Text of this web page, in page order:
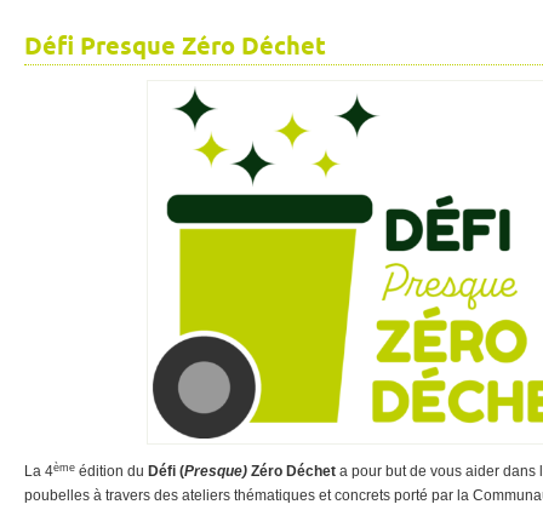
Défi Presque Zéro Déchet
La 4ème édition du Défi (Presque) Zéro Déchet a pour but de vous aider
poubelles à travers des ateliers thématiques et concrets porté par la